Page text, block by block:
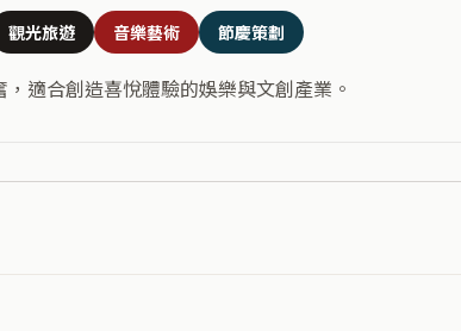
觀光旅遊 音樂藝術 節慶策劃
適合創造喜悅體驗的娛樂與文創產業。